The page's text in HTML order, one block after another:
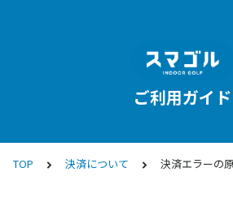
ご利用ガイド
TOP 決済について 決済エラーの